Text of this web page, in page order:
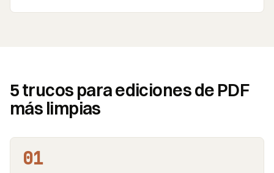
5 trucos para ediciones de PDF
más limpias
01